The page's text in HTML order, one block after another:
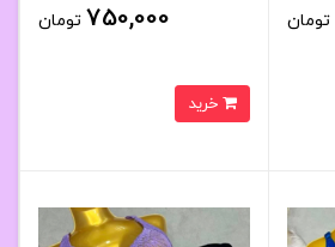
تومان 750,000 تومان